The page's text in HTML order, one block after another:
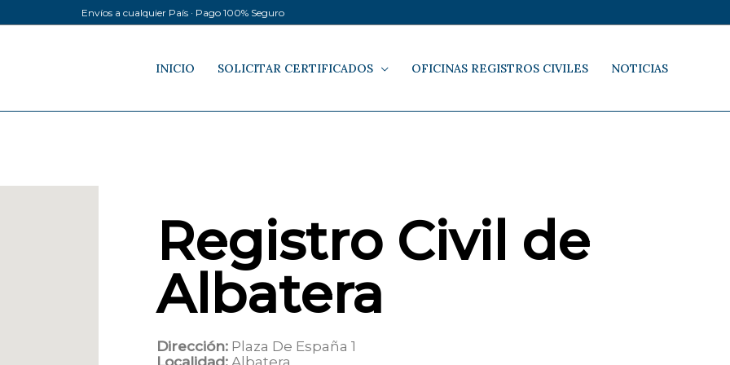
Envíos a cualquier País · Pago 100% Seguro
INICIO SOLICITAR CERTIFICADOS OFICINAS REGISTROS CIVILES NOTICIAS
Registro Civil de
Albatera
Dirección: Plaza De España 1
Localidad: Albatera